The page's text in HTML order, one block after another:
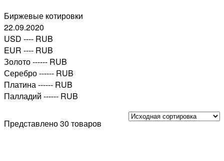
Биржевые котировки
22.09.2020
USD ---- RUB
EUR ---- RUB
Золото------ RUB
Серебро------ RUB
Платина------ RUB
Палладий ------ RUB
Представлено 30 товаров